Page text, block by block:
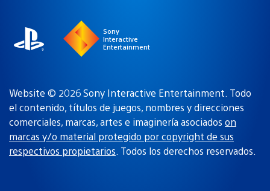
Sony
Interactive
Entertainment
Website © 2026 Sony Interactive Entertainment. Todo
el contenido, títulos de juegos, nombres y direcciones
comerciales, marcas, artes e imaginería asociados on
marcas y/o material protegido por copyright de sus
respectivos propietarios. Todos los derechos reservados.